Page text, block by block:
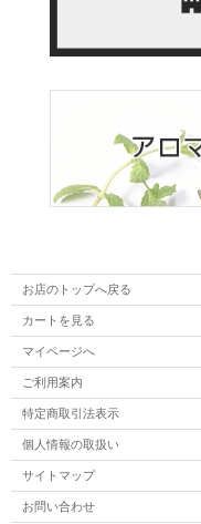
お店のトップへ戻る
カートを見る
マイページへ
ご利用案内
特定商取引法表示
個人情報の取扱い
サイトマップ
お問い合わせ